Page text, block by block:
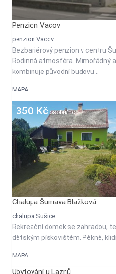
Penzion Vacov
penzion Vacov
Bezbariérový penzion v centru
Rodinná atmosféra. Mimořádný
kombinuje původní budovu ...
MAPA
350 Kčosobu/noc
Chalupa Šumava Blažková
chalupa Sušice
Rekreační domek se zahradou,
dětským pískovištěm. Pěkné,
MAPA
Ubytování u Laznů